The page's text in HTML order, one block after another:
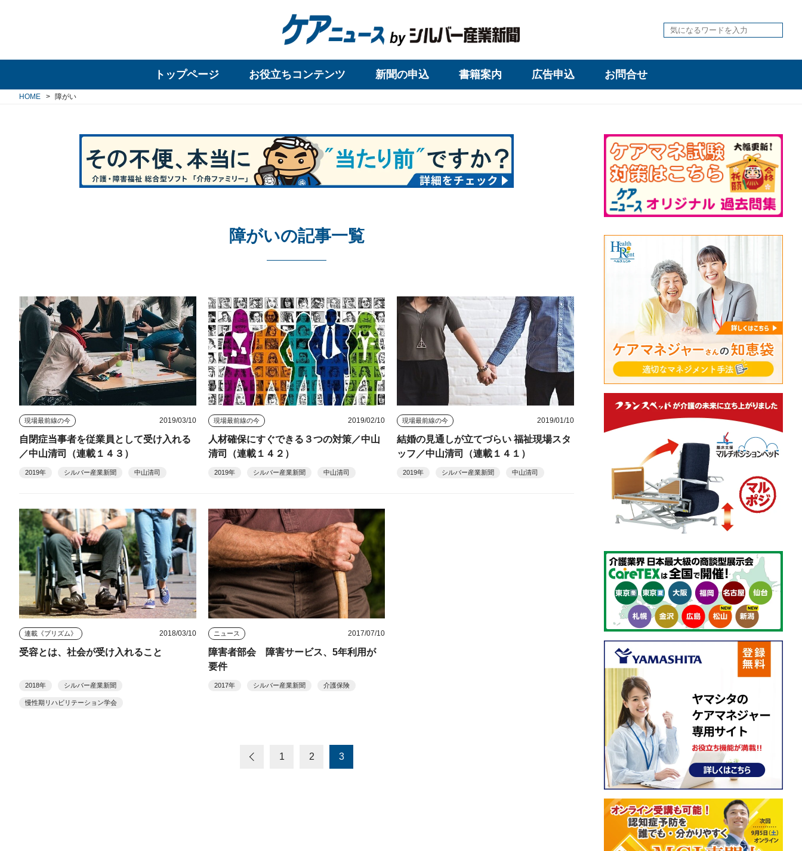
トップページ お役立ちコンテンツ 新聞の申込 書籍案内 広告申込 お問合せ
HOME 障がい
障がいの記事一覧
現場最前線の今 2019/03/10
自閉症当事者を従業員として受け入れる
／中山清司（連載１４３）
2019年 シルバー産業新聞 中山清司
現場最前線の今 2019/02/10
人材確保にすぐできる３つの対策／中山
清司（連載１４２）
2019年 シルバー産業新聞 中山清司
現場最前線の今 2019/01/10
結婚の見通しが立てづらい 福祉現場スタ
ッフ／中山清司（連載１４１）
2019年 シルバー産業新聞 中山清司
連載《プリズム》 2018/03/10
受容とは、社会が受け入れること
2018年 シルバー産業新聞
慢性期リハビリテーション学会
ニュース 2017/07/10
障害者部会 障害サービス、5年利用が
要件
2017年 シルバー産業新聞 介護保険
1 2 3